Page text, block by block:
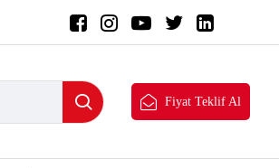
Fiyat Teklif Al